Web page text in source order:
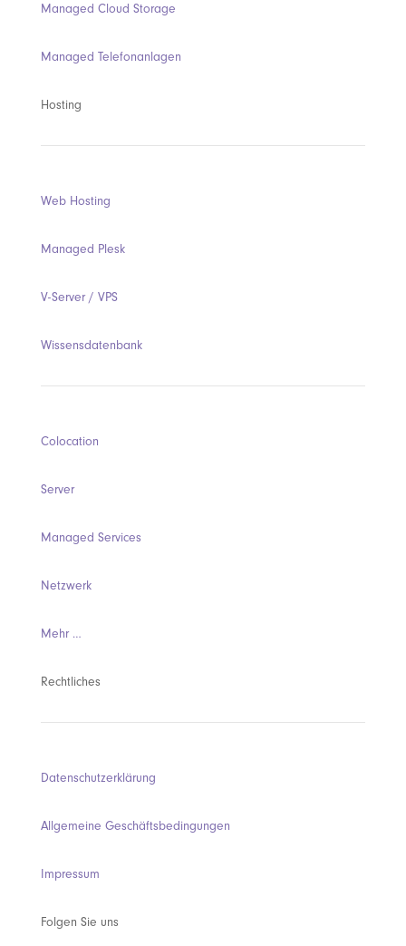
Managed Cloud Storage
Managed Telefonanlagen
Hosting
Web Hosting
Managed Plesk
V-Server / VPS
Wissensdatenbank
Colocation
Server
Managed Services
Netzwerk
Mehr …
Rechtliches
Datenschutzerklärung
Allgemeine Geschäftsbedingungen
Impressum
Folgen Sie uns